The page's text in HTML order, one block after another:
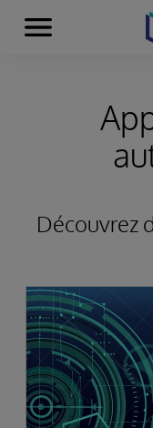
Skip to content
Menu
Découvrez